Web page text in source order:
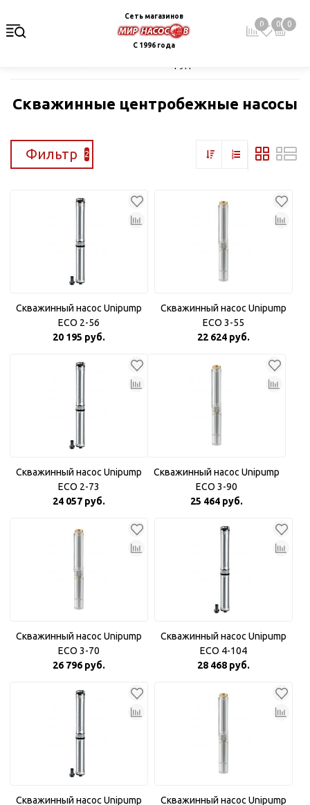
Сеть магазинов
С 1996 года
0 0 0
Скважинные центробежные насосы
Фильтр 2
Скважинный насос Unipump
ECO 2-56
20 195 руб.
Скважинный насос Unipump
ECO 3-55
22 624 руб.
Скважинный насос Unipump
ECO 2-73
24 057 руб.
Скважинный насос Unipump
ECO 3-90
25 464 руб.
Скважинный насос Unipump
ECO 3-70
26 796 руб.
Скважинный насос Unipump
ECO 4-104
28 468 руб.
Скважинный насос Unipump
Скважинный насос Unipump